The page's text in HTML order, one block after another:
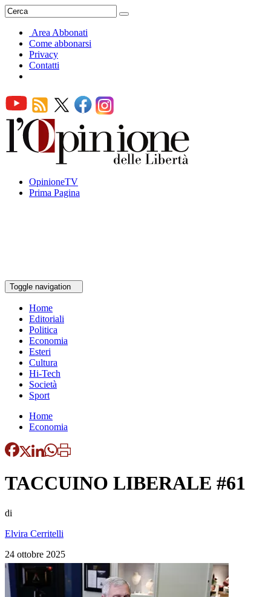
Area Abbonati
Come abbonarsi
Privacy
Contatti
OpinioneTV
Prima Pagina
Toggle navigation
Home
Editoriali
Politica
Economia
Esteri
Cultura
Hi-Tech
Società
Sport
Home
Economia
TACCUINO LIBERALE #61
di
Elvira Cerritelli
24 ottobre 2025